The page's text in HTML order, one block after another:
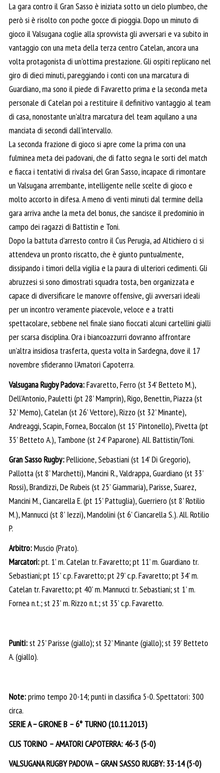
La gara contro il Gran Sasso è iniziata sotto un cielo plumbeo, che
però si è risolto con poche gocce di pioggia. Dopo un minuto di
gioco il Valsugana coglie alla sprovvista gli avversari e va subito in
vantaggio con una meta della terza centro Catelan, ancora una
volta protagonista di un’ottima prestazione. Gli ospiti replicano nel
giro di dieci minuti, pareggiando i conti con una marcatura di
Guardiano, ma sono il piede di Favaretto prima e la seconda meta
personale di Catelan poi a restituire il definitivo vantaggio al team
di casa, nonostante un’altra marcatura del team aquilano a una
manciata di secondi dall’intervallo.
La seconda frazione di gioco si apre come la prima con una
fulminea meta dei padovani, che di fatto segna le sorti del match
e fiacca i tentativi di rivalsa del Gran Sasso, incapace di rimontare
un Valsugana arrembante, intelligente nelle scelte di gioco e
molto accorto in difesa. A meno di venti minuti dal termine della
gara arriva anche la meta del bonus, che sancisce il predominio in
campo dei ragazzi di Battistin e Toni.
Dopo la battuta d’arresto contro il Cus Perugia, ad Altichiero ci si
attendeva un pronto riscatto, che è giunto puntualmente,
dissipando i timori della vigilia e la paura di ulteriori cedimenti. Gli
abruzzesi si sono dimostrati squadra tosta, ben organizzata e
capace di diversificare le manovre offensive, gli avversari ideali
per un incontro veramente piacevole, veloce e a tratti
spettacolare, sebbene nel finale siano fioccati alcuni cartellini gialli
per scarsa disciplina. Ora i biancoazzurri dovranno affrontare
un’altra insidiosa trasferta, questa volta in Sardegna, dove il 17
novembre sfideranno l’Amatori Capoterra.
Valsugana Rugby Padova:Favaretto, Ferro (st 34’ Betteto M.),
Dell’Antonio, Pauletti (pt 28’ Mamprin), Rigo, Benettin, Piazza (st
32’ Memo), Catelan (st 26’ Vettore), Rizzo (st 32’ Minante),
Andreaggi, Scapin, Fornea, Boccalon (st 15’ Pintonello), Pivetta (pt
35’ Betteto A.), Tambone (st 24’ Paparone). All. Battistin/Toni.
Gran Sasso Rugby:Pellicione, Sebastiani (st 14’ Di Gregorio),
Pallotta (st 8’ Marchetti), Mancini R., Valdrappa, Guardiano (st 33’
Rossi), Brandizzi, De Rubeis (st 25’ Giammaria), Parisse, Suarez,
Mancini M., Ciancarella E. (pt 15’ Pattuglia), Guerriero (st 8’ Rotilio
M.), Mannucci (st 8’ Iezzi), Mandolini (st 6’ Ciancarella S.). All. Rotilio
P.
Arbitro:Muscio (Prato).
Marcatori:pt. 1’ m. Catelan tr. Favaretto; pt 11’ m. Guardiano tr.
Sebastiani; pt 15’ c.p. Favaretto; pt 29’ c.p. Favaretto; pt 34’ m.
Catelan tr. Favaretto; pt 40’ m. Mannucci tr. Sebastiani; st 1’ m.
Fornea n.t.; st 23’ m. Rizzo n.t.; st 35’ c.p. Favaretto.
Puniti:st 25’ Parisse (giallo); st 32’ Minante (giallo); st 39’ Betteto
A. (giallo).
Note:primo tempo 20-14; punti in classifica 5-0. Spettatori: 300
circa.
SERIE A − GIRONE B – 6° TURNO (10.11.2013)
CUS TORINO – AMATORI CAPOTERRA: 46-3 (5-0)
VALSUGANA RUGBY PADOVA – GRAN SASSO RUGBY: 33-14 (5-0)